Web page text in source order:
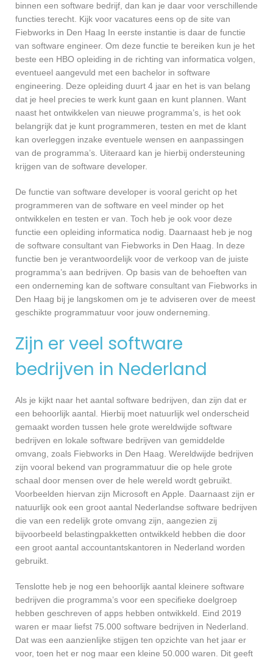
binnen een software bedrijf, dan kan je daar voor verschillende
functies terecht. Kijk voor vacatures eens op de site van
Fiebworks in Den Haag In eerste instantie is daar de functie
van software engineer. Om deze functie te bereiken kun je het
beste een HBO opleiding in de richting van informatica volgen,
eventueel aangevuld met een bachelor in software
engineering. Deze opleiding duurt 4 jaar en het is van belang
dat je heel precies te werk kunt gaan en kunt plannen. Want
naast het ontwikkelen van nieuwe programma’s, is het ook
belangrijk dat je kunt programmeren, testen en met de klant
kan overleggen inzake eventuele wensen en aanpassingen
van de programma’s. Uiteraard kan je hierbij ondersteuning
krijgen van de software developer.
De functie van software developer is vooral gericht op het
programmeren van de software en veel minder op het
ontwikkelen en testen er van. Toch heb je ook voor deze
functie een opleiding informatica nodig. Daarnaast heb je nog
de software consultant van Fiebworks in Den Haag. In deze
functie ben je verantwoordelijk voor de verkoop van de juiste
programma’s aan bedrijven. Op basis van de behoeften van
een onderneming kan de software consultant van Fiebworks in
Den Haag bij je langskomen om je te adviseren over de meest
geschikte programmatuur voor jouw onderneming.
Zijn er veel software
bedrijven in Nederland
Als je kijkt naar het aantal software bedrijven, dan zijn dat er
een behoorlijk aantal. Hierbij moet natuurlijk wel onderscheid
gemaakt worden tussen hele grote wereldwijde software
bedrijven en lokale software bedrijven van gemiddelde
omvang, zoals Fiebworks in Den Haag. Wereldwijde bedrijven
zijn vooral bekend van programmatuur die op hele grote
schaal door mensen over de hele wereld wordt gebruikt.
Voorbeelden hiervan zijn Microsoft en Apple. Daarnaast zijn er
natuurlijk ook een groot aantal Nederlandse software bedrijven
die van een redelijk grote omvang zijn, aangezien zij
bijvoorbeeld belastingpakketten ontwikkeld hebben die door
een groot aantal accountantskantoren in Nederland worden
gebruikt.
Tenslotte heb je nog een behoorlijk aantal kleinere software
bedrijven die programma’s voor een specifieke doelgroep
hebben geschreven of apps hebben ontwikkeld. Eind 2019
waren er maar liefst 75.000 software bedrijven in Nederland.
Dat was een aanzienlijke stijgen ten opzichte van het jaar er
voor, toen het er nog maar een kleine 50.000 waren. Dit geeft